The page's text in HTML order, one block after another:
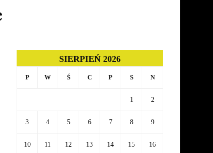
SIERPIEŃ 2026
P W Ś C P S N
1 2
3 4 5 6 7 8 9
10 11 12 13 14 15 16